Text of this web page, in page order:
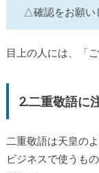
△確認をお願い
目上の人には、「
2.二重敬語に
二重敬語は天皇の
ビジネスで使うも